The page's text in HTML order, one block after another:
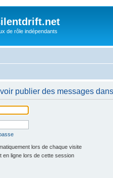
de rôle indépendants
publier des messages
lors de chaque visite
en ligne lors de cette session